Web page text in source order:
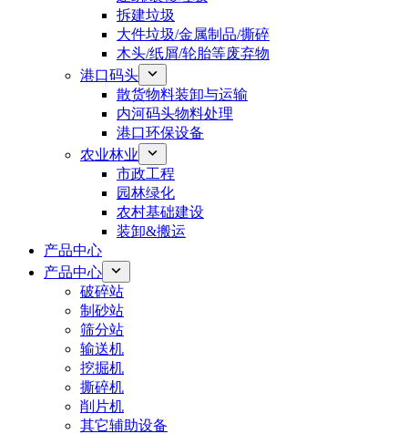
拆建垃圾
大件垃圾/金属制品/撕碎
木头/纸屑/轮胎等废弃物
港口码头
散货物料装卸与运输
内河码头物料处理
港口环保设备
农业林业
市政工程
园林绿化
农村基础建设
装卸&搬运
产品中心
产品中心
破碎站
制砂站
筛分站
输送机
挖掘机
撕碎机
削片机
其它辅助设备